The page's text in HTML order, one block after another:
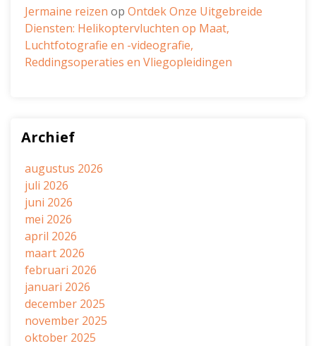
Jermaine reizen op Ontdek Onze Uitgebreide
Diensten: Helikoptervluchten op Maat,
Luchtfotografie en -videografie,
Reddingsoperaties en Vliegopleidingen
Archief
augustus 2026
juli 2026
juni 2026
mei 2026
april 2026
maart 2026
februari 2026
januari 2026
december 2025
november 2025
oktober 2025